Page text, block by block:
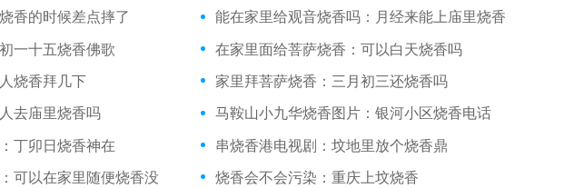
香的时候差点摔了
能在家里给观音烧香吗：月经来能上庙里烧香
一十五烧香佛歌
在家里面给菩萨烧香：可以白天烧香吗
烧香拜几下
家里拜菩萨烧香：三月初三还烧香吗
去庙里烧香吗
马鞍山小九华烧香图片：银河小区烧香电话
丁卯日烧香神在
串烧香港电视剧：坟地里放个烧香鼎
可以在家里随便烧香没
烧香会不会污染：重庆上坟烧香